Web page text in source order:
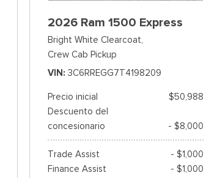
2026 Ram 1500 Express
Bright White Clearcoat,
Crew Cab Pickup
VIN
3C6RREGG7T4198209
Precio inicial
$50,988
Descuento del
concesionario
- $8,000
Trade Assist
- $1,000
Finance Assist
- $1,000